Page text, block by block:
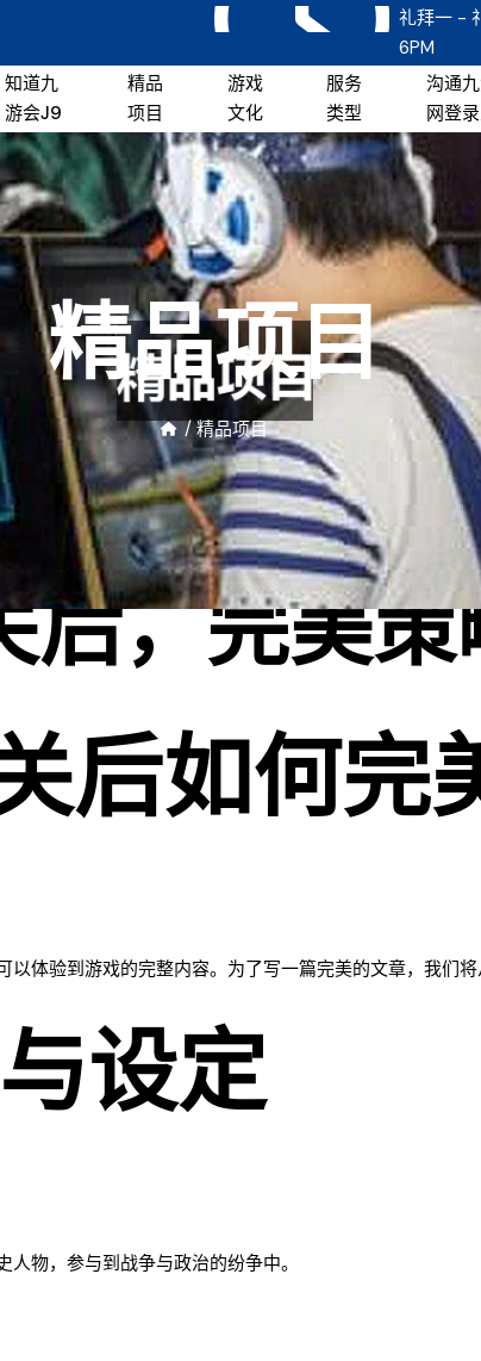
礼拜一 -
6PM
知道九
游会J9
精品
项目
游戏
文化
服务
类型
沟通
网登
精品项目
/ 精品项目
后，完美
后如何完
体验到游戏的完整内容。为了写一篇完美的文章，我们
设定
物，参与到战争与政治的纷争中。